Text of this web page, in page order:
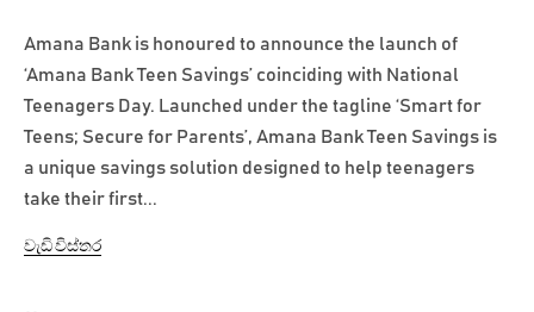
Amana Bank is honoured to announce the launch of
‘Amana Bank Teen Savings’ coinciding with National
Teenagers Day. Launched under the tagline ‘Smart for
Teens; Secure for Parents’, Amana Bank Teen Savings is
a unique savings solution designed to help teenagers
take their first...
වැඩි විස්තර